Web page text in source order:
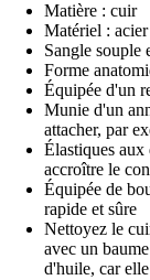
Matière : cuir
Matériel :
Sangle souple
Forme
Équipée d'un
Munie d'un
attacher, par
Élastiques
accroître le
Équipée de
rapide et sûre
Nettoyez le
avec un
d'huile, car